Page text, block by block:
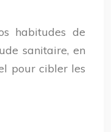
habitudes de
sanitaire, en
pour cibler les